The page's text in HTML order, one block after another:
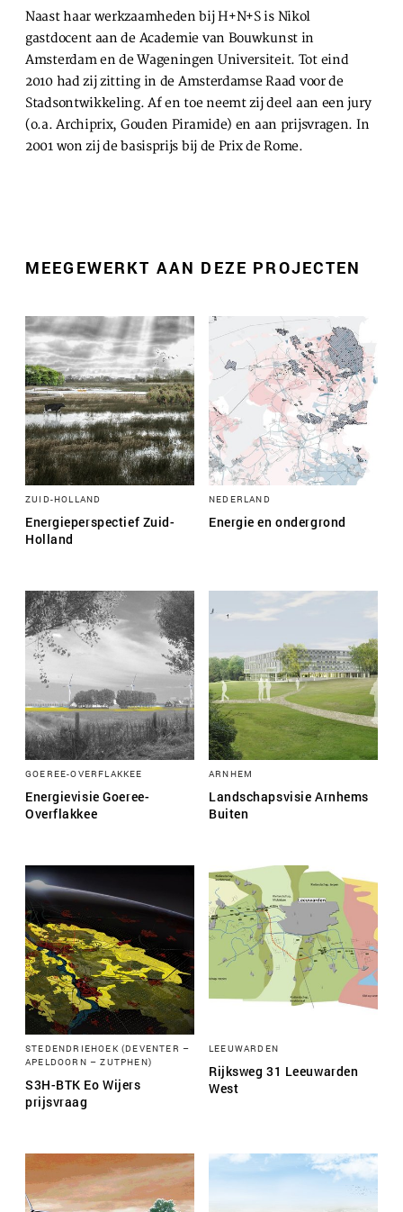
Naast haar werkzaamheden bij H+N+S is Nikol
gastdocent aan de Academie van Bouwkunst in
Amsterdam en de Wageningen Universiteit. Tot eind
2010 had zij zitting in de Amsterdamse Raad voor de
Stadsontwikkeling. Af en toe neemt zij deel aan een jury
(o.a. Archiprix, Gouden Piramide) en aan prijsvragen. In
2001 won zij de basisprijs bij de Prix de Rome.
MEEGEWERKT AAN DEZE PROJECTEN
ZUID-HOLLAND
Energieperspectief Zuid-
Holland
NEDERLAND
Energie en ondergrond
GOEREE-OVERFLAKKEE
Energievisie Goeree-
Overflakkee
ARNHEM
Landschapsvisie Arnhems
Buiten
STEDENDRIEHOEK (DEVENTER –
APELDOORN – ZUTPHEN)
S3H-BTK Eo Wijers
prijsvraag
LEEUWARDEN
Rijksweg 31 Leeuwarden
West